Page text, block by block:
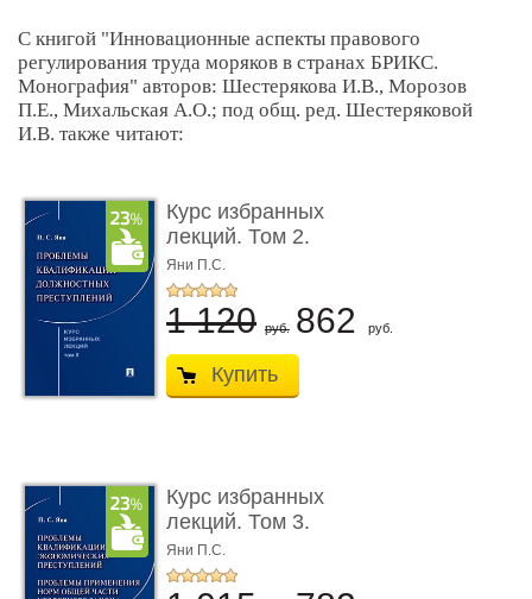
С книгой "Инновационные аспекты правового
регулирования труда моряков в странах БРИКС.
Монография" авторов: Шестерякова И.В., Морозов
П.Е., Михальская А.О.; под общ. ред. Шестеряковой
И.В. также читают:
Курс избранных
лекций. Том 2.
Проблемы квалифик ...
Яни П.С.
1 120 руб. 862 руб.
Купить
Курс избранных
лекций. Том 3.
Проблемы квалифик ...
Яни П.С.